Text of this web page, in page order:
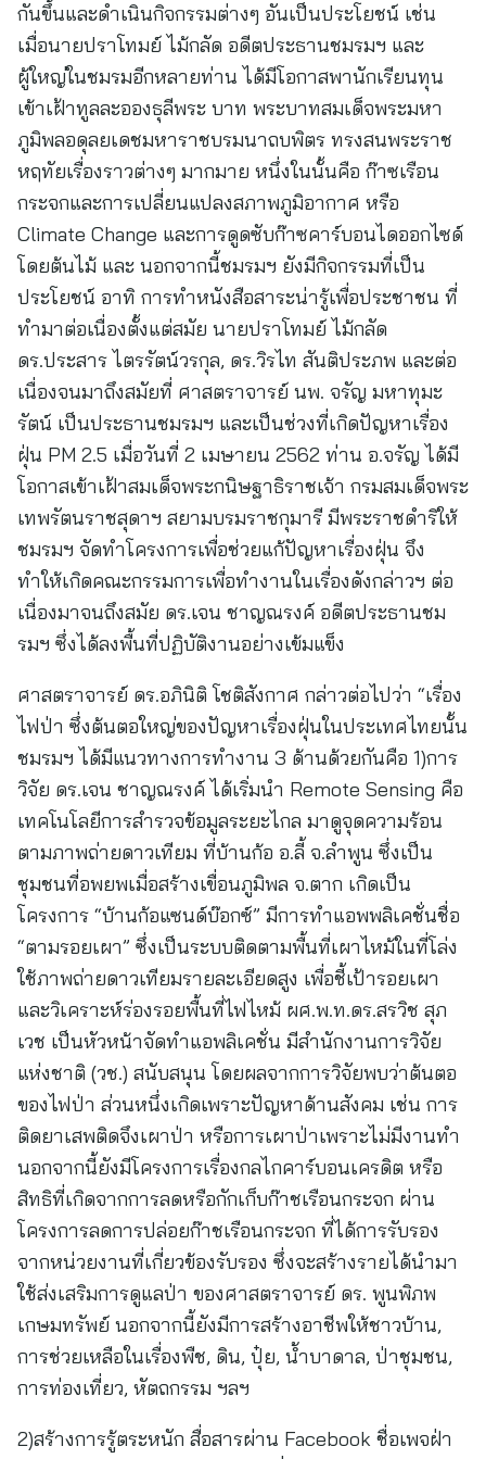
กันขึ้นและดำเนินกิจกรรมต่างๆ อันเป็นประโยชน์ เช่น
เมื่อนายปราโทมย์ ไม้กลัด อดีตประธานชมรมฯ และ
ผู้ใหญ่ในชมรมอีกหลายท่าน ได้มีโอกาสพานักเรียนทุน
เข้าเฝ้าทูลละอองธุลีพระ บาท พระบาทสมเด็จพระมหา
ภูมิพลอดุลยเดชมหาราชบรมนาถบพิตร ทรงสนพระราช
หฤทัยเรื่องราวต่างๆ มากมาย หนึ่งในนั้นคือ ก๊าซเรือน
กระจกและการเปลี่ยนแปลงสภาพภูมิอากาศ หรือ
Climate Change และการดูดซับก๊าซคาร์บอนไดออกไซด์
โดยต้นไม้ และ นอกจากนี้ชมรมฯ ยังมีกิจกรรมที่เป็น
ประโยชน์ อาทิ การทำหนังสือสาระน่ารู้เพื่อประชาชน ที่
ทำมาต่อเนื่องตั้งแต่สมัย นายปราโทมย์ ไม้กลัด
ดร.ประสาร ไตรรัตน์วรกุล, ดร.วิรไท สันติประภพ และต่อ
เนื่องจนมาถึงสมัยที่ ศาสตราจารย์ นพ. จรัญ มหาทุมะ
รัตน์ เป็นประธานชมรมฯ และเป็นช่วงที่เกิดปัญหาเรื่อง
ฝุ่น PM 2.5 เมื่อวันที่ 2 เมษายน 2562 ท่าน อ.จรัญ ได้มี
โอกาสเข้าเฝ้าสมเด็จพระกนิษฐาธิราชเจ้า กรมสมเด็จพระ
เทพรัตนราชสุดาฯ สยามบรมราชกุมารี มีพระราชดำริให้
ชมรมฯ จัดทำโครงการเพื่อช่วยแก้ปัญหาเรื่องฝุ่น จึง
ทำให้เกิดคณะกรรมการเพื่อทำงานในเรื่องดังกล่าวฯ ต่อ
เนื่องมาจนถึงสมัย ดร.เจน ชาญณรงค์ อดีตประธานชม
รมฯ ซึ่งได้ลงพื้นที่ปฏิบัติงานอย่างเข้มแข็ง
ศาสตราจารย์ ดร.อภินิติ โชติสังกาศ กล่าวต่อไปว่า “เรื่อง
ไฟป่า ซึ่งต้นตอใหญ่ของปัญหาเรื่องฝุ่นในประเทศไทยนั้น
ชมรมฯ ได้มีแนวทางการทำงาน 3 ด้านด้วยกันคือ 1)การ
วิจัย ดร.เจน ชาญณรงค์ ได้เริ่มนำ Remote Sensing คือ
เทคโนโลยีการสำรวจข้อมูลระยะไกล มาดูจุดความร้อน
ตามภาพถ่ายดาวเทียม ที่บ้านก้อ อ.ลี้ จ.ลำพูน ซึ่งเป็น
ชุมชนที่อพยพเมื่อสร้างเขื่อนภูมิพล จ.ตาก เกิดเป็น
โครงการ “บ้านก้อแซนด์บ๊อกซ์” มีการทำแอพพลิเคชั่นชื่อ
“ตามรอยเผา” ซึ่งเป็นระบบติดตามพื้นที่เผาไหม้ในที่โล่ง
ใช้ภาพถ่ายดาวเทียมรายละเอียดสูง เพื่อชี้เป้ารอยเผา
และวิเคราะห์ร่องรอยพื้นที่ไฟไหม้ ผศ.พ.ท.ดร.สรวิช สุภ
เวช เป็นหัวหน้าจัดทำแอพลิเคชั่น มีสำนักงานการวิจัย
แห่งชาติ (วช.) สนับสนุน โดยผลจากการวิจัยพบว่าต้นตอ
ของไฟป่า ส่วนหนึ่งเกิดเพราะปัญหาด้านสังคม เช่น การ
ติดยาเสพติดจึงเผาป่า หรือการเผาป่าเพราะไม่มีงานทำ
นอกจากนี้ยังมีโครงการเรื่องกลไกคาร์บอนเครดิต หรือ
สิทธิที่เกิดจากการลดหรือกักเก็บก๊าชเรือนกระจก ผ่าน
โครงการลดการปล่อยก๊าชเรือนกระจก ที่ได้การรับรอง
จากหน่วยงานที่เกี่ยวข้องรับรอง ซึ่งจะสร้างรายได้นำมา
ใช้ส่งเสริมการดูแลป่า ของศาสตราจารย์ ดร. พูนพิภพ
เกษมทรัพย์ นอกจากนี้ยังมีการสร้างอาชีพให้ชาวบ้าน,
การช่วยเหลือในเรื่องพืช, ดิน, ปุ๋ย, น้ำบาดาล, ป่าชุมชน,
การท่องเที่ยว, หัตถกรรม ฯลฯ
2)สร้างการรู้ตระหนัก สื่อสารผ่าน Facebook ชื่อเพจฝ่า